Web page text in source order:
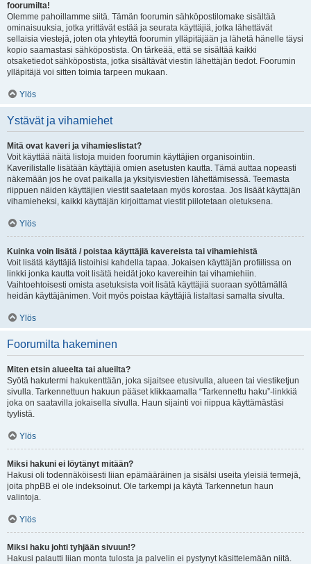
foorumilta!
Olemme pahoillamme siitä. Tämän foorumin sähköpostilomake sisältää
ominaisuuksia, jotka yrittävät estää ja seurata käyttäjiä, jotka lähettävät
sellaisia viestejä, joten ota yhteyttä foorumin ylläpitäjään ja lähetä hänelle täysi
kopio saamastasi sähköpostista. On tärkeää, että se sisältää kaikki
otsaketiedot sähköpostista, jotka sisältävät viestin lähettäjän tiedot. Foorumin
ylläpitäjä voi sitten toimia tarpeen mukaan.
Ylös
Ystävät ja vihamiehet
Mitä ovat kaveri ja vihamieslistat?
Voit käyttää näitä listoja muiden foorumin käyttäjien organisointiin.
Kaverilistalle lisätään käyttäjiä omien asetusten kautta. Tämä auttaa nopeasti
näkemään jos he ovat paikalla ja yksityisviestien lähettämisessä. Teemasta
riippuen näiden käyttäjien viestit saatetaan myös korostaa. Jos lisäät käyttäjän
vihamieheksi, kaikki käyttäjän kirjoittamat viestit piilotetaan oletuksena.
Ylös
Kuinka voin lisätä / poistaa käyttäjiä kavereista tai vihamiehistä
Voit lisätä käyttäjiä listoihisi kahdella tapaa. Jokaisen käyttäjän profiilissa on
linkki jonka kautta voit lisätä heidät joko kavereihin tai vihamiehiin.
Vaihtoehtoisesti omista asetuksista voit lisätä käyttäjiä suoraan syöttämällä
heidän käyttäjänimen. Voit myös poistaa käyttäjiä listaltasi samalta sivulta.
Ylös
Foorumilta hakeminen
Miten etsin alueelta tai alueilta?
Syötä hakutermi hakukenttään, joka sijaitsee etusivulla, alueen tai viestiketjun
sivulla. Tarkennettuun hakuun pääset klikkaamalla “Tarkennettu haku”-linkkiä
joka on saatavilla jokaisella sivulla. Haun sijainti voi riippua käyttämästäsi
tyylistä.
Ylös
Miksi hakuni ei löytänyt mitään?
Hakusi oli todennäköisesti liian epämääräinen ja sisälsi useita yleisiä termejä,
joita phpBB ei ole indeksoinut. Ole tarkempi ja käytä Tarkennetun haun
valintoja.
Ylös
Miksi haku johti tyhjään sivuun!?
Hakusi palautti liian monta tulosta ja palvelin ei pystynyt käsittelemään niitä.